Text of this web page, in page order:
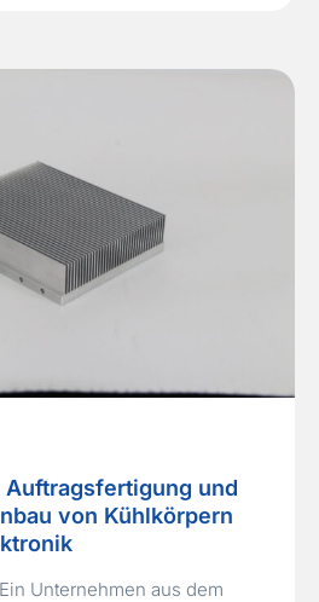
Auftragsfertigung und
von Kühlkörpern
Unternehmen aus dem